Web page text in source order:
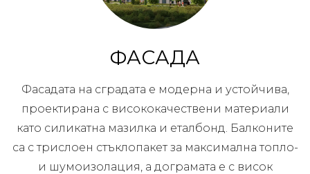
ФАСАДА
Фасадата на сградата е модерна и устойчива,
проектирана с висококачествени материали
като силикатна мазилка и еталбонд. Балконите
са с трислоен стъклопакет за максимална топло-
и шумоизолация, а дограмата е с висок